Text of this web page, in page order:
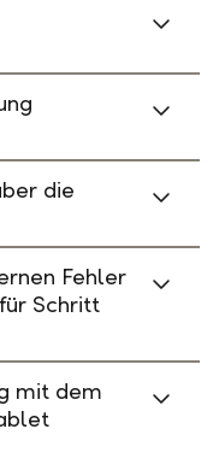
die
Fehler
Schritt
mit dem